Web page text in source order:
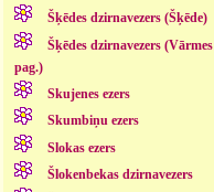
Šķēdes dzirnavezers (Šķēde)
Šķēdes dzirnavezers (Vārmes
pag.)
Skujenes ezers
Skumbiņu ezers
Slokas ezers
Šlokenbekas dzirnavezers